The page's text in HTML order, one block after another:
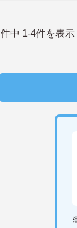
件中 1-4件を表示